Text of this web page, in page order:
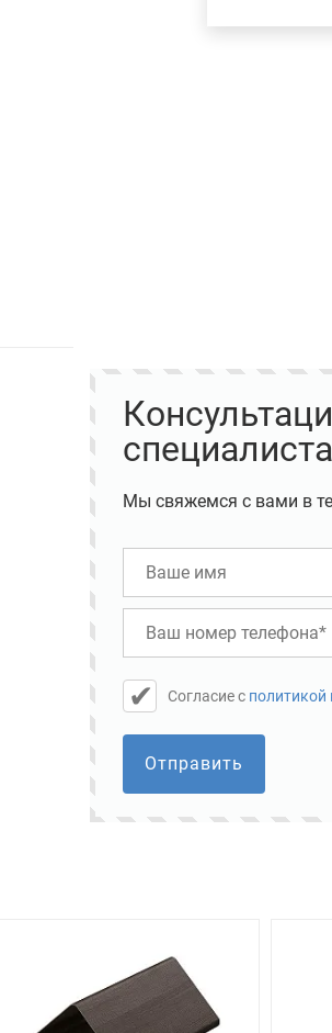
специалиста
Мы свяжемся с вами в
Cогласие с политикой
Отправить